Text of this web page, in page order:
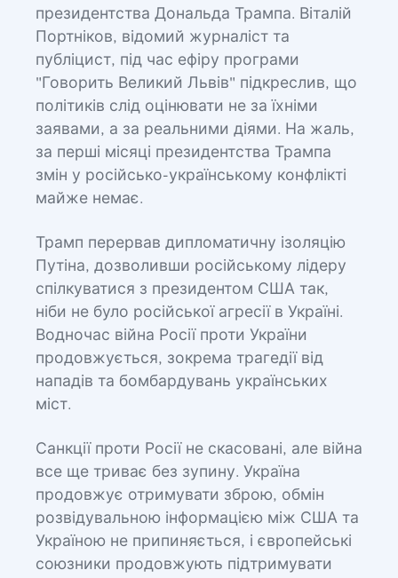
президентства Дональда Трампа. Віталій
Портніков, відомий журналіст та
публіцист, під час ефіру програми
"Говорить Великий Львів" підкреслив, що
політиків слід оцінювати не за їхніми
заявами, а за реальними діями. На жаль,
за перші місяці президентства Трампа
змін у російсько-українському конфлікті
майже немає.
Трамп перервав дипломатичну ізоляцію
Путіна, дозволивши російському лідеру
спілкуватися з президентом США так,
ніби не було російської агресії в Україні.
Водночас війна Росії проти України
продовжується, зокрема трагедії від
нападів та бомбардувань українських
міст.
Санкції проти Росії не скасовані, але війна
все ще триває без зупину. Україна
продовжує отримувати зброю, обмін
розвідувальною інформацією між США та
Україною не припиняється, і європейські
союзники продовжують підтримувати